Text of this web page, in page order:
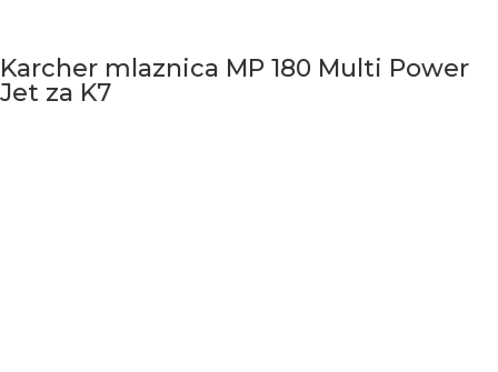
Karcher mlaznica MP 180 Multi Power
Jet za K7